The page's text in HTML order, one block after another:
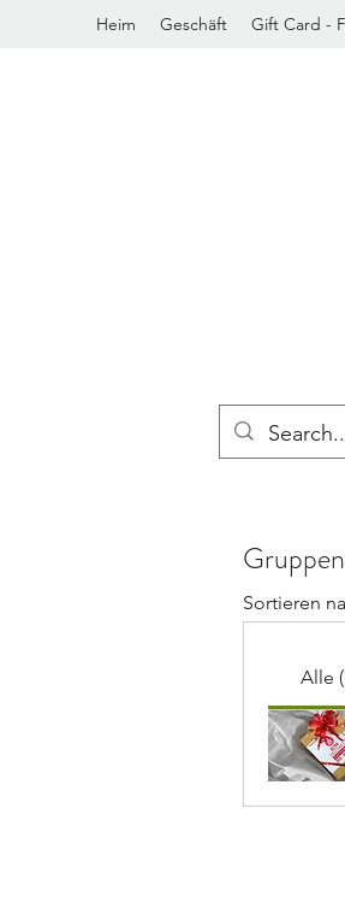
Heim Geschäft Gift Card -
Gruppen
Sortieren
Alle